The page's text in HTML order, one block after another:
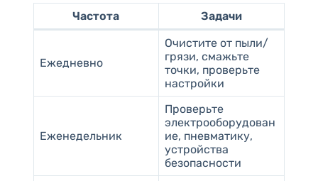
Частота Задачи
Ежедневно
Очистите от пыли/
грязи, смажьте
точки, проверьте
настройки
Еженедельник
Проверьте
электрооборудован
ие, пневматику,
устройства
безопасности